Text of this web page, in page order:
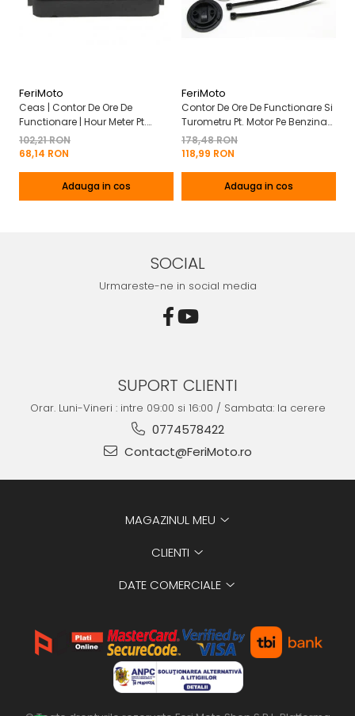
FeriMoto
Ceas | Contor De Ore De
Functionare | Hour Meter Pt.
Motor Pe Benzina 2T | 4T
102,21 RON
68,14 RON
Adauga in cos
FeriMoto
Contor De Ore De Functionare Si
Turometru Pt. Motor Pe Benzina
2T | 4T Cu Capac De Baterie
178,48 RON
118,99 RON
Adauga in cos
SOCIAL
Urmareste-ne in social media
SUPORT CLIENTI
Orar. Luni-Vineri : intre 09:00 si 16:00 / Sambata: la cerere
0774578422
Contact@FeriMoto.ro
MAGAZINUL MEU
CLIENTI
DATE COMERCIALE